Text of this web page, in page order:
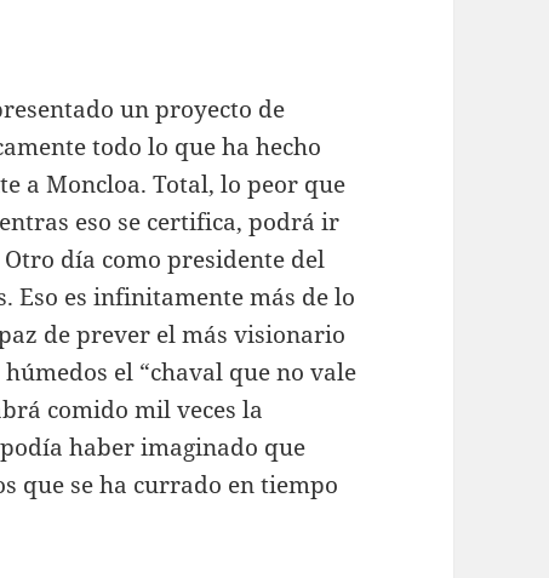
un proyecto de
todo lo que ha hecho
a Moncloa. Total, lo peor que
eso se certifica, podrá ir
día como presidente del
Eso es infinitamente más de lo
de prever el más visionario
el “chaval que no vale
comido mil veces la
haber imaginado que
que se ha currado en tiempo